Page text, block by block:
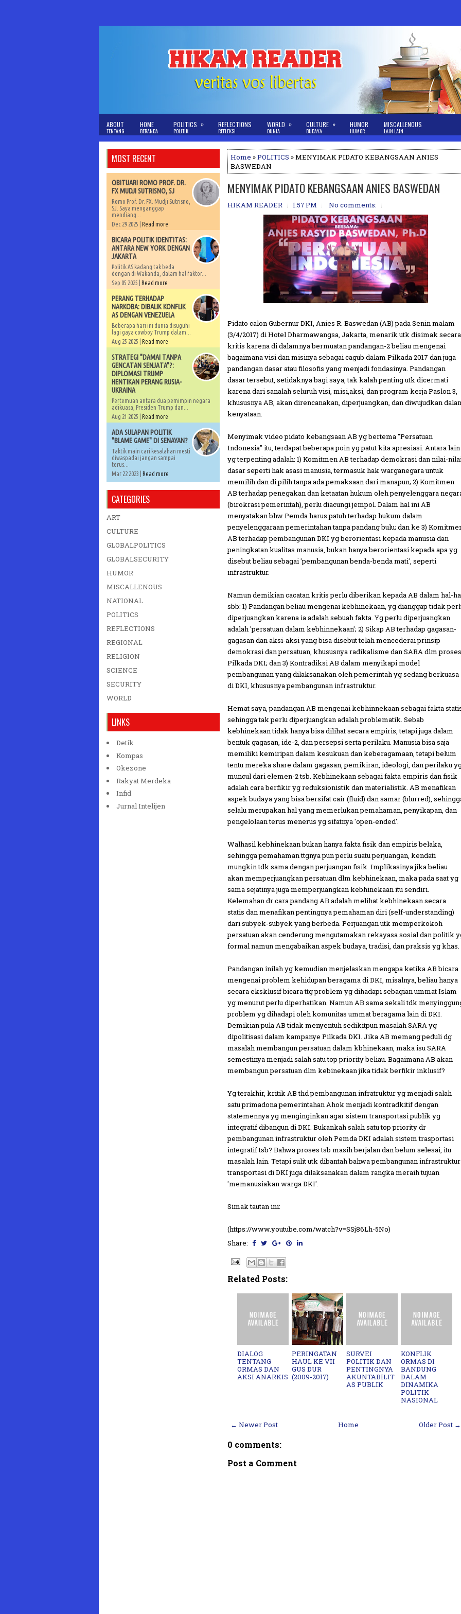
ABOUT
TENTANG
HOME
BERANDA
POLITICS
POLITIK
» REFLECTIONS
REFLEKSI
WORLD
DUNIA
» CULTURE
BUDAYA
» HUMOR
HUMOR
MISCALLENOUS
LAIN LAIN
Home »POLITICS » MENYIMAK PIDATO KEBANGSAAN ANIES
BASWEDAN
MENYIMAK PIDATO KEBANGSAAN ANIES BASWEDAN
HIKAM READER 1:57 PM No comments:
Pidato calon Gubernur DKI, Anies R. Baswedan (AB) pada Senin malam
(3/4/2017) di Hotel Dharmawangsa, Jakarta, menarik utk disimak secara
kritis karena di dalamnya bermuatan pandangan-2 beliau mengenai
bagaimana visi dan misinya sebagai cagub dalam Pilkada 2017 dan juga
pandangan dasar atau filosofis yang menjadi fondasinya. Pandangan
dasar tersebut, setidaknya bagi saya, tak kalah penting utk dicermati
karena dari sanalah seluruh visi, misi,aksi, dan program kerja Paslon 3,
khususnya AB, akan direncanakan, diperjuangkan, dan diwujudkan
kenyataan.
Menyimak video pidato kebangsaan AB yg bertema "Persatuan
Indonesia" itu, terdapat beberapa poin yg patut kita apresiasi. Antara lain
yg terpenting adalah: 1) Komitmen AB terhadap demokrasi dan nilai-
dasar seperti hak asasi manusia, termasuk hak warganegara untuk
memilih dan di pilih tanpa ada pemaksaan dari manapun; 2) Komitmen
AB terhadap penegakan dan ketaatan hukum oleh penyelenggara
(birokrasi pemerintah), perlu diacungi jempol. Dalam hal ini AB
menyatakan bhw Pemda harus patuh terhadap hukum dalam
penyelenggaraan pemerintahan tanpa pandang bulu; dan ke 3)
AB terhadap pembangunan DKI yg berorientasi kepada manusia dan
peningkatan kualitas manusia, bukan hanya berorientasi kepada apa yg
disebut beliau sebagai 'pembangunan benda-benda mati', seperti
infrastruktur.
Namun demikian cacatan kritis perlu diberikan kepada AB dalam hal-
sbb: 1) Pandangan beliau mengenai kebhinekaan, yg dianggap tidak
diperjuangkan karena ia adalah sebuah fakta. Yg perlu diperjuangkan
adalah 'persatuan dalam kebhinnekaan'; 2) Sikap AB terhadap gagasan-
gagasan dan aksi-aksi yang bisa disebut telah mencederai prinsip
demokrasi dan persatuan, khususnya radikalisme dan SARA dlm proses
Pilkada DKI; dan 3) Kontradiksi AB dalam menyikapi model
pembangunan yang dilaksanakan oleh pemerintah yg sedang berkuasa
di DKI, khususnya pembangunan infrastruktur.
Hemat saya, pandangan AB mengenai kebhinnekaan sebagai fakta
sehingga tak perlu diperjuangkan adalah problematik. Sebab
kebhinekaan tidak hanya bisa dilihat secara empiris, tetapi juga dalam
bentuk gagasan, ide-2, dan persepsi serta perilaku. Manusia bisa saja
memiliki kemiripan dalam kesukuan dan keberagamaan, tetapi belum
tentu mereka share dalam gagasan, pemikiran, ideologi, dan perilaku
muncul dari elemen-2 tsb. Kebhinekaan sebagai fakta empiris dan fisik
adalah cara berfikir yg reduksionistik dan materialistik. AB menafikan
aspek budaya yang bisa bersifat cair (fluid) dan samar (blurred),
selalu merupakan hal yang memerlukan pemahaman, penyikapan, dan
pengelolaan terus menerus yg sifatnya 'open-ended'.
Walhasil kebhinekaan bukan hanya fakta fisik dan empiris belaka,
sehingga pemahaman ttgnya pun perlu suatu perjuangan, kendati
mungkin tdk sama dengan perjuangan fisik. Implikasinya jika beliau
akan memperjuangkan persatuan dlm kebhinekaan, maka pada saat yg
sama sejatinya juga memperjuangkan kebhinekaan itu sendiri.
Kelemahan dr cara pandang AB adalah melihat kebhinekaan secara
statis dan menafikan pentingnya pemahaman diri (self-understanding)
dari subyek-subyek yang berbeda. Perjuangan utk memperkokoh
persatuan akan cenderung mengutamakan rekayasa sosial dan politik
formal namun mengabaikan aspek budaya, tradisi, dan praksis yg khas.
Pandangan inilah yg kemudian menjelaskan mengapa ketika AB bicara
mengenai problem kehidupan beragama di DKI, misalnya, beliau hanya
secara eksklusif bicara ttg problem yg dihadapi sebagian ummat Islam
yg menurut perlu diperhatikan. Namun AB sama sekali tdk
problem yg dihadapi oleh komunitas ummat beragama lain di DKI.
Demikian pula AB tidak menyentuh sedikitpun masalah SARA yg
dipolitisasi dalam kampanye Pilkada DKI. Jika AB memang peduli dg
masalah membangun persatuan dalam kbhinekaan, maka isu SARA
semestinya menjadi salah satu top priority beliau. Bagaimana AB akan
membangun persatuan dlm kebinekaan jika tidak berfikir inklusif?
Yg terakhir, kritik AB thd pembangunan infratruktur yg menjadi salah
satu primadona pemerintahan Ahok menjadi kontradkitif dengan
statemennya yg menginginkan agar sistem transportasi publik yg
integratif dibangun di DKI. Bukankah salah satu top priority dr
pembangunan infrastruktur oleh Pemda DKI adalah sistem trasportasi
integratif tsb? Bahwa proses tsb masih berjalan dan belum selesai, itu
masalah lain. Tetapi sulit utk dibantah bahwa pembangunan infrastruktur
transportasi di DKI juga dilaksanakan dalam rangka meraih tujuan
'memanusiakan warga DKI'.
Simak tautan ini:
(https://www.youtube.com/watch?v=SSj86Lh-5No)
Share:
Related Posts:
DIALOG
TENTANG
ORMAS DAN
AKSI ANARKIS
PERINGATAN
HAUL KE VII
GUS DUR
(2009-2017)
SURVEI
POLITIK DAN
PENTINGNYA
AKUNTABILIT
AS PUBLIK
KONFLIK
ORMAS DI
BANDUNG
DALAM
DINAMIKA
POLITIK
NASIONAL
← Newer Post Older Post →
Home
0 comments:
Post a Comment
MOST RECENT
OBITUARI ROMO PROF. DR.
FX MUDJI SUTRISNO, SJ
Romo Prof. Dr. FX. Mudji Sutrisno,
SJ. Saya menganggap
mendiang...
Dec 29 2025 | Read more
BICARA POLITIK IDENTITAS:
ANTARA NEW YORK DENGAN
JAKARTA
Politik AS kadang tak beda
dengan di Wakanda, dalam hal faktor...
Sep 05 2025 | Read more
PERANG TERHADAP
NARKOBA: DIBALIK KONFLIK
AS DENGAN VENEZUELA
Beberapa hari ini dunia disuguhi
lagi gaya cowboy Trump dalam...
Aug 25 2025 | Read more
STRATEGI "DAMAI TANPA
GENCATAN SENJATA"?:
DIPLOMASI TRUMP
HENTIKAN PERANG RUSIA-
UKRAINA
Pertemuan antara dua pemimpin negara
adikuasa, Presiden Trump dan...
Aug 21 2025 | Read more
ADA SULAPAN POLITIK
"BLAME GAME" DI SENAYAN?
Taktik main cari kesalahan mesti
diwaspadai jangan sampai
terus...
Mar 22 2023 | Read more
CATEGORIES
ART
CULTURE
GLOBALPOLITICS
GLOBALSECURITY
HUMOR
MISCALLENOUS
NATIONAL
POLITICS
REFLECTIONS
REGIONAL
RELIGION
SCIENCE
SECURITY
WORLD
LINKS
Detik
Kompas
Okezone
Rakyat Merdeka
Infid
Jurnal Intelijen